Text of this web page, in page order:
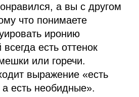
а вы с другом
что понимаете
иронию
есть оттенок
или горечи.
выражение «есть
есть необидные».